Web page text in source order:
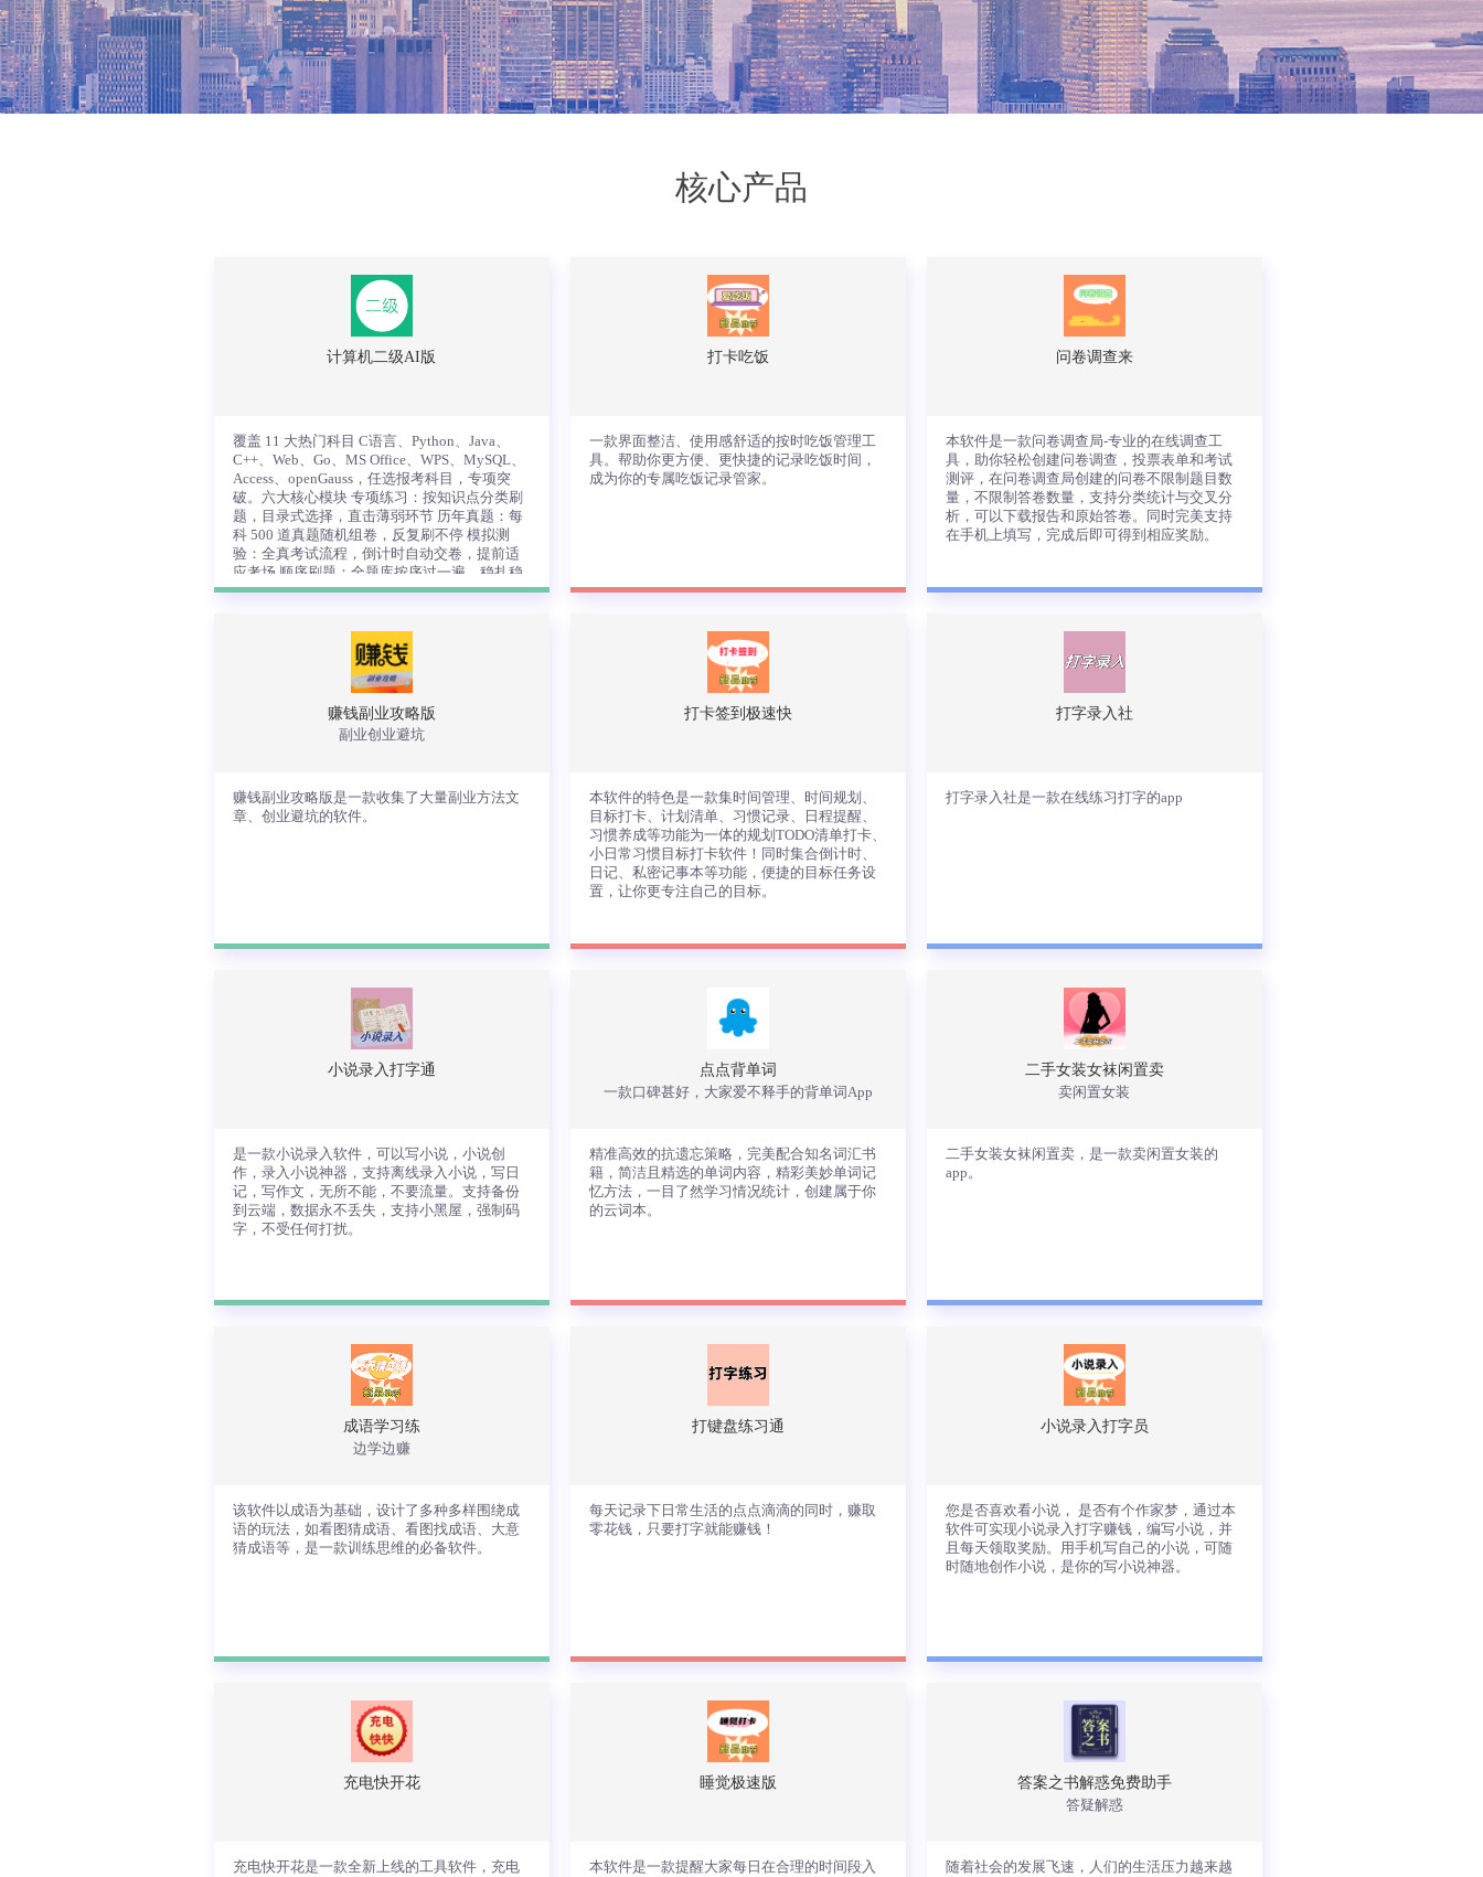
核心产品
计算机二级AI版
覆盖 11 大热门科目 C语言、Python、Java、
C++、Web、Go、MS Office、WPS、MySQL、
Access、openGauss，任选报考科目，专项突
破。六大核心模块 专项练习：按知识点分类刷
题，目录式选择，直击薄弱环节 历年真题：每
科 500 道真题随机组卷，反复刷不停 模拟测
验：全真考试流程，倒计时自动交卷，提前适
应考场 顺序刷题：全题库按序过一遍，稳扎稳
打 错题复习：错题自动收录，分类重练，逐个
弱知识点优先练 考前冲刺专区 考试倒计时提
醒，紧迫感拉满 每日一练、真题速刷、错题冲
刺、简答模拟（手写作答） 高频考点 Top 10，
考前突击效率翻倍 考试指南 + 备考贴士，备考
不迷茫 AI 助教 AI 二级辅导老师随时在线，解
答考点、分析选项、讲解解题思路 只专注计算
机等级考试相关问题，精准高效 贴心功能 答题
续扩充，越刷越有料
Java、C++、Web、Go、MS Office、
WPS、MySQL、Access、openGauss，任
选报考科目，专项突破。六大核心模块 专
项练习：按知识点分类刷题，目录式选
择，直击薄弱环节 历年真题：每科 500 道
真题随机组卷，反复刷不停 模拟测验：全
真考试流程，倒计时自动交卷，提前适应
练，逐个击破 智能练习：AI 分析你的错
题，精准推荐薄弱知识点优先练 考前冲刺
机等级考试相关问题，精准高效 贴心功能
目了然 题目收藏：好题收藏随时重练 全科
5000+ 题库持续扩充，越刷越有料
打卡吃饭
一款界面整洁、使用感舒适的按时吃饭管理工
具。帮助你更方便、更快捷的记录吃饭时间，
成为你的专属吃饭记录管家。
理工具。帮助你更方便、更快捷的记录吃
饭时间，成为你的专属吃饭记录管家。
问卷调查来
本软件是一款问卷调查局-专业的在线调查工
具，助你轻松创建问卷调查，投票表单和考试
测评，在问卷调查局创建的问卷不限制题目数
量，不限制答卷数量，支持分类统计与交叉分
析，可以下载报告和原始答卷。同时完美支持
在手机上填写，完成后即可得到相应奖励。
工具，助你轻松创建问卷调查，投票表单
限制题目数量，不限制答卷数量，支持分
答卷。同时完美支持在手机上填写，完成
后即可得到相应奖励。
赚钱副业攻略版
副业创业避坑
赚钱副业攻略版是一款收集了大量副业方法文
章、创业避坑的软件。
法文章、创业避坑的软件。
打卡签到极速快
本软件的特色是一款集时间管理、时间规划、
目标打卡、计划清单、习惯记录、日程提醒、
习惯养成等功能为一体的规划TODO清单打卡、
小日常习惯目标打卡软件！同时集合倒计时、
日记、私密记事本等功能，便捷的目标任务设
置，让你更专注自己的目标。
程提醒、习惯养成等功能为一体的规划
TODO清单打卡、小日常习惯目标打卡软
等功能，便捷的目标任务设置，让你更专
注自己的目标。
打字录入社
打字录入社是一款在线练习打字的app
小说录入打字通
是一款小说录入软件，可以写小说，小说创
作，录入小说神器，支持离线录入小说，写日
记，写作文，无所不能，不要流量。支持备份
到云端，数据永不丢失，支持小黑屋，强制码
字，不受任何打扰。
创作，录入小说神器，支持离线录入小
说，写日记，写作文，无所不能，不要流
量。支持备份到云端，数据永不丢失，支
持小黑屋，强制码字，不受任何打扰。
点点背单词
一款口碑甚好，大家爱不释手的背单词App
精准高效的抗遗忘策略，完美配合知名词汇书
籍，简洁且精选的单词内容，精彩美妙单词记
忆方法，一目了然学习情况统计，创建属于你
的云词本。
汇书籍，简洁且精选的单词内容，精彩美
妙单词记忆方法，一目了然学习情况统
计，创建属于你的云词本。
二手女装女袜闲置卖
卖闲置女装
二手女装女袜闲置卖，是一款卖闲置女装的
app。
成语学习练
边学边赚
该软件以成语为基础，设计了多种多样围绕成
语的玩法，如看图猜成语、看图找成语、大意
猜成语等，是一款训练思维的必备软件。
绕成语的玩法，如看图猜成语、看图找成
语、大意猜成语等，是一款训练思维的必
打键盘练习通
每天记录下日常生活的点点滴滴的同时，赚取
零花钱，只要打字就能赚钱！
赚取零花钱，只要打字就能赚钱！
小说录入打字员
您是否喜欢看小说， 是否有个作家梦，通过本
软件可实现小说录入打字赚钱，编写小说，并
且每天领取奖励。用手机写自己的小说，可随
时随地创作小说，是你的写小说神器。
过本软件可实现小说录入打字赚钱，编写
小说，并且每天领取奖励。用手机写自己
的小说，可随时随地创作小说，是你的写
充电快开花
充电快开花是一款全新上线的工具软件，充电
睡觉极速版
本软件是一款提醒大家每日在合理的时间段入
答案之书解惑免费助手
答疑解惑
随着社会的发展飞速，人们的生活压力越来越